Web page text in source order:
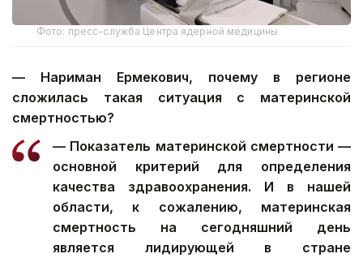
Фото: пресс-служба Центра ядерной медицины
— Нариман Ермекович, почему в регионе
сложилась такая ситуация с материнской
смертностью?
— Показатель материнской смертности —
основной критерий для определения
качества здравоохранения. И в нашей
области, к сожалению, материнская
смертность на сегодняшний день
является лидирующей в стране